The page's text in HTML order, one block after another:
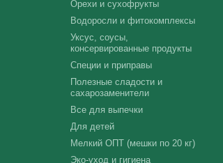
Орехи и сухофрукты
Водоросли и фитокомплексы
Уксус, соусы,
консервированные продукты
Специи и приправы
Полезные сладости и
сахарозаменители
Все для выпечки
Для детей
Мелкий ОПТ (мешки по 20 кг)
Эко-уход и гигиена